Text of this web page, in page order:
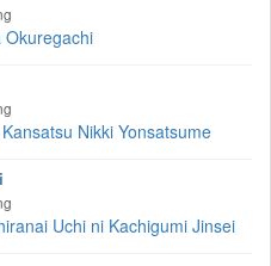
Okuregachi
Nikki Yonsatsume
Uchi ni Kachigumi Jinsei